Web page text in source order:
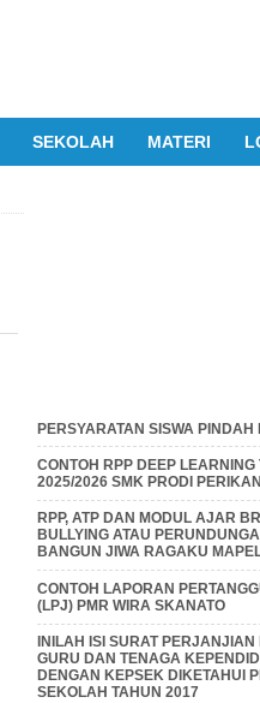
SEKOLAH MATERI
PERSYARATAN SISWA PINDAH
CONTOH RPP DEEP
2025/2026 SMK PRODI
RPP, ATP DAN MODUL AJAR
BULLYING ATAU
BANGUN JIWA RAGAKU
CONTOH LAPORAN
(LPJ) PMR WIRA SKANATO
INILAH ISI SURAT
GURU DAN TENAGA
DENGAN KEPSEK DIKETAHUI
SEKOLAH TAHUN 2017